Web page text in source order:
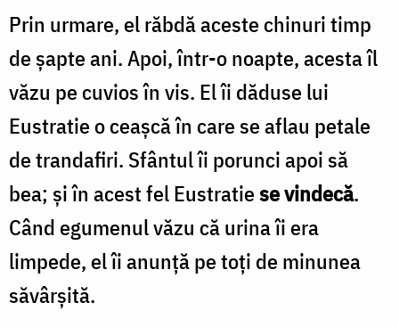
Prin urmare, el răbdă aceste chinuri timp
de şapte ani. Apoi, într-o noapte, acesta îl
văzu pe cuvios în vis. El îi dăduse lui
Eustratie o ceaşcă în care se aflau petale
de trandafiri. Sfântul îi porunci apoi să
bea; şi în acest fel Eustratiese vindecă.
Când egumenul văzu că urina îi era
limpede, el îi anunţă pe toţi de minunea
săvârşită.